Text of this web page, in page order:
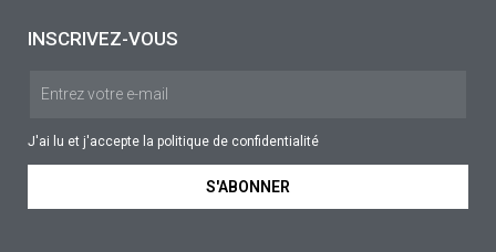
INSCRIVEZ-VOUS
J'ai lu et j'accepte la politique de confidentialité
S'ABONNER